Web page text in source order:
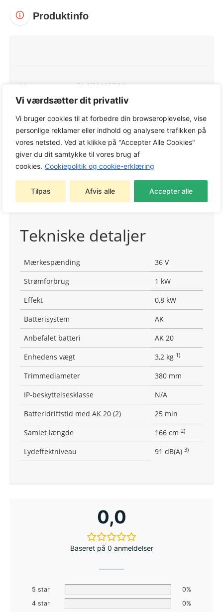
Vi værdsætter dit privatliv
Vi bruger cookies til at forbedre din browseroplevelse, vise
personlige reklamer eller indhold og analysere trafikken på
vores netsted. Ved at klikke på "Accepter Alle Cookies"
giver du dit samtykke til vores brug af
cookies. Cookiepolitik og cookie-erklæring
Tilpas Afvis alle Accepter alle
Produktinfo
Varenummer: FA070115703
Kategorier: Batterimaskiner,
kratryddere
, Trimmere og kratryddere
Tags: Batterimaskiner, Ekskl. Batteri og lader,
STIHL Batterimaskiner,STIHL Trimmere og
kratryddere,Trimmere og kratryddere
Tekniske detaljer
Mærkespænding
36 V
Strømforbrug
1 kW
Effekt
0,8 kW
Batterisystem
AK
Anbefalet batteri
AK 20
Enhedens vægt
3,2 kg 1)
Trimmediameter
380 mm
IP-beskyttelsesklasse
N/A
Batteridriftstid med AK 20 (2)
25 min
Samlet længde
166 cm 2)
Lydeffektniveau 91 dB(A) 3)
0,0
Baseret på 0 anmeldelser
5 star
0%
4 star
0%